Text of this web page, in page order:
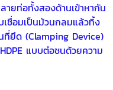
ยท่อทั้งสองด้านเข้าหากัน
เชื่อมเป็นม้วนกลมแล้วทิ้ง
ยึด (Clamping Device)
แบบต่อชนด้วยความ